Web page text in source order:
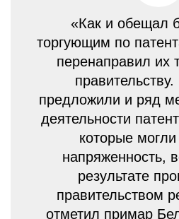
«Как и обещал
торгующим по
перенаправил их
предложили и ряд
деятельности
которые
напряженность,
результате
правительством
отметил примар